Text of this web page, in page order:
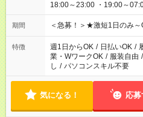
18:00～23:00 ・19:00～
etc ★最短3時間で5,120円のお仕事から／15時間で2万円近く稼
げるお仕事も！ ご希望のお時間に合わせてご紹介！ ※シフトは
ください！
期間 ＜急募！＞★激短1日のみ～
特徴 週1日からOK / 日払いOK /
業・WワークOK / 服装自由 /
し / パソコンスキル不要
気になる！ 応募